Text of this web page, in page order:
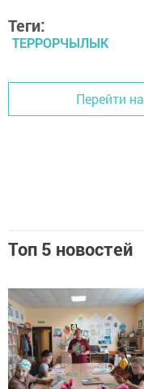
Теги:
ТЕРРОРЧЫЛЫК
Перейти
Топ 5 новостей